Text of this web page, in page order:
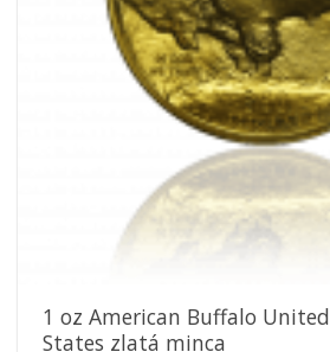
1 oz American Buffalo United
States zlatá minca